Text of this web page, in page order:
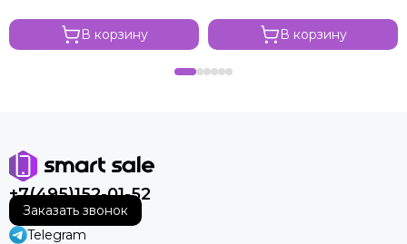
В корзину В корзину
+7(495)152-01-52
Заказать звонок
Telegram